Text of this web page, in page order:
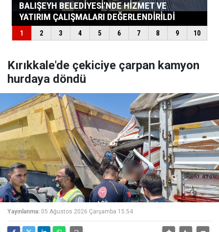
Kırıkkale'de çekiciye çarpan kamyon
hurdaya döndü
Yayınlanma: 05 Ağustos 2026 Çarşamba 15:54